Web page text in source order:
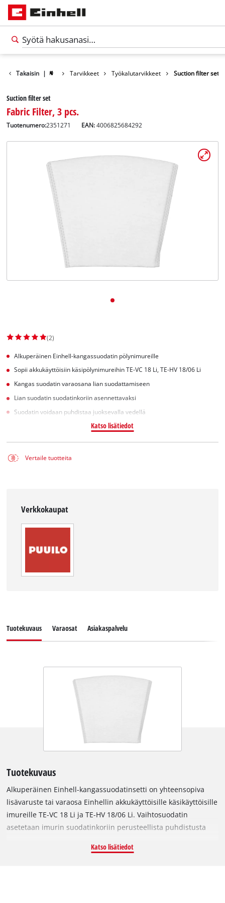
Takaisin | Tarvikkeet Työkalutarvikkeet Suction filter set
Suction filter set
Fabric Filter, 3 pcs.
Tuotenumero:2351271 EAN:4006825684292
(2)
Alkuperäinen Einhell-kangassuodatin pölynimureille
Sopii akkukäyttöisiin käsipölynimureihin TE-VC 18 Li, TE-HV 18/06 Li
Kangas suodatin varaosana lian suodattamiseen
Lian suodatin suodatinkoriin asennettavaksi
Suodatin voidaan puhdistaa juoksevalla vedellä
Katso lisätiedot
Vertaile tuotteita
Verkkokaupat
Tuotekuvaus Varaosat Asiakaspalvelu
Tuotekuvaus
Alkuperäinen Einhell-kangassuodatinsetti on yhteensopiva
lisävaruste tai varaosa Einhellin akkukäyttöisille käsikäyttöisille
imureille TE-VC 18 Li ja TE-HV 18/06 Li. Vaihtosuodatin
asetetaan imurin suodatinkoriin perusteellista puhdistusta
Kangassuodattimen säännöllinen vaihto ja puhdistus
Katso lisätiedot